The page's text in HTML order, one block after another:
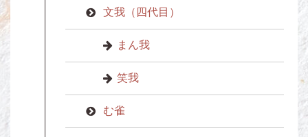
文我（四代目）
まん我
笑我
む雀